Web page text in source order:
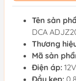
Tên sản
DCA
Thương
Mã sản
Điện áp: 12V
Đầu kẹp: